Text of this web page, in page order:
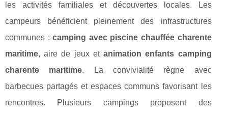
les activités familiales et découvertes locales. Les
campeurs bénéficient pleinement des infrastructures
communes :camping avec piscine chauffée charente
maritime, aire de jeux etanimation enfants camping
charente maritime. La convivialité règne avec
barbecues partagés et espaces communs favorisant les
rencontres. Plusieurs campings proposent des